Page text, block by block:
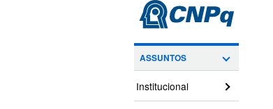
ASSUNTOS
Institucional